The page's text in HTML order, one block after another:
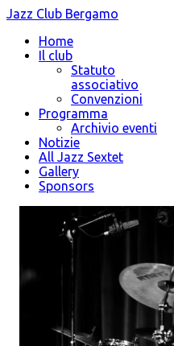
Jazz Club Bergamo
Home
Il club
Statuto
associativo
Convenzioni
Programma
Archivio eventi
Notizie
All Jazz Sextet
Gallery
Sponsors